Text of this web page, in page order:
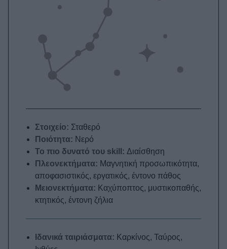
Στοιχείο: Σταθερό
Ποιότητα: Νερό
Το πιο δυνατό του skill: Διαίσθηση
Πλεονεκτήματα: Μαγνητική προσωπικότητα,
αποφασιστικός, εργατικός, έντονο πάθος
Μειονεκτήματα: Καχύποπτος, μυστικοπαθής,
κτητικός, έντονη ζήλια
Ιδανικά ταιριάσματα: Καρκίνος, Ταύρος,